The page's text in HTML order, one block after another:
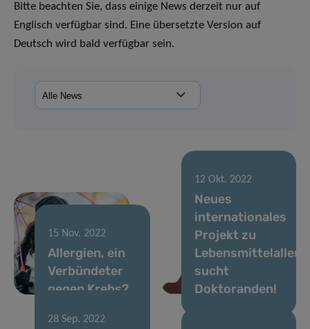
Bitte beachten Sie, dass einige News derzeit nur auf
Englisch verfügbar sind. Eine übersetzte Version auf
Deutsch wird bald verfügbar sein.
15 Nov. 2022
Allergien, ein
Verbündeter
gegen Krebs?
12 Okt. 2022
Neues
internationales
Projekt zu
sucht
Doktoranden!
28 Sep. 2022